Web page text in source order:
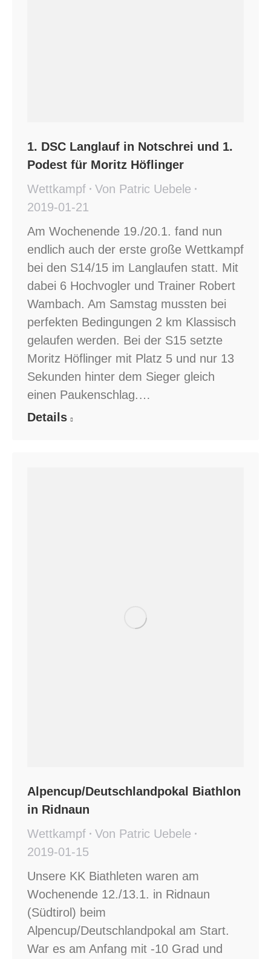
1. DSC Langlauf in Notschrei und 1.
Podest für Moritz Höflinger
Wettkampf
Von Patric Uebele
2019-01-21
Am Wochenende 19./20.1. fand nun
endlich auch der erste große Wettkampf
bei den S14/15 im Langlaufen statt. Mit
dabei 6 Hochvogler und Trainer Robert
Wambach. Am Samstag mussten bei
perfekten Bedingungen 2 km Klassisch
gelaufen werden. Bei der S15 setzte
Moritz Höflinger mit Platz 5 und nur 13
Sekunden hinter dem Sieger gleich
einen Paukenschlag.…
Details
Alpencup/Deutschlandpokal Biathlon
in Ridnaun
Wettkampf
Von Patric Uebele
2019-01-15
Unsere KK Biathleten waren am
Wochenende 12./13.1. in Ridnaun
(Südtirol) beim
Alpencup/Deutschlandpokal am Start.
War es am Anfang mit -10 Grad und